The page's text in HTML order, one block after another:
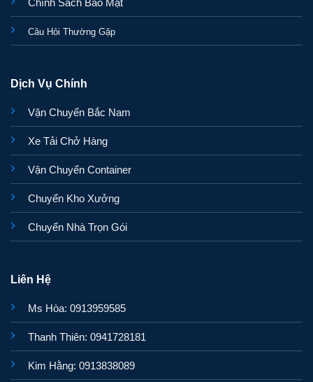
Chính Sách Bảo Mật
Câu Hỏi Thường Gặp
Dịch Vụ Chính
Vận Chuyển Bắc Nam
Xe Tải Chở Hàng
Vận Chuyển Container
Chuyển Kho Xưởng
Chuyển Nhà Trọn Gói
Liên Hệ
Ms Hòa: 0913959585
Thanh Thiên: 0941728181
Kim Hằng: 0913838089